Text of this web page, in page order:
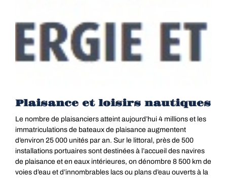
Plaisance et loisirs nautiques
Le nombre de plaisanciers atteint aujourd’hui 4 millions et les
immatriculations de bateaux de plaisance augmentent
d’environ 25 000 unités par an. Sur le littoral, près de 500
installations portuaires sont destinées à l’accueil des navires
de plaisance et en eaux intérieures, on dénombre 8 500 km de
voies d’eau et d’innombrables lacs ou plans d’eau ouverts à la